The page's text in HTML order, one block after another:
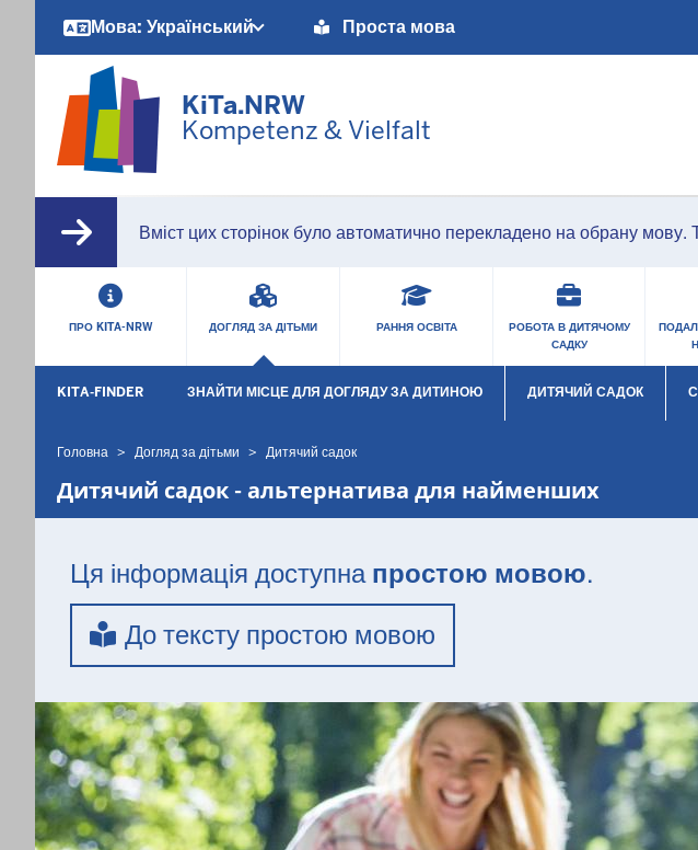
Мова: Український
Barrierearme
Sprachen
Проста мова
KiTa.NRW
Kompetenz & Vielfalt
Вміст цих сторінок було автоматично перекладено на обрану мову.
HAUPTMENÜ
ПРО KITA-NRW ДОГЛЯД ЗА ДІТЬМИ РАННЯ ОСВІТА
РОБОТА В ДИТЯЧОМУ
САДКУ
KITA-FINDER ЗНАЙТИ МІСЦЕ ДЛЯ ДОГЛЯДУ ЗА ДИТИНОЮ ДИТЯЧИЙ САДОК
Ви
знаходитесь
тут
Головна Догляд за дітьми Дитячий садок
Дитячий садок - альтернатива для найменших
Ця інформація доступнапростою мовою.
До тексту простою мовою